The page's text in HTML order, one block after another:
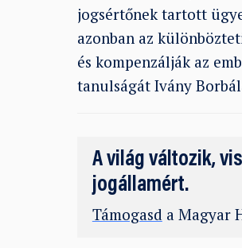
jogsértőnek tartott
azonban az
és kompenzálják az
tanulságát Ivány
A világ változik,
jogállamért.
Támogasd a Magyar